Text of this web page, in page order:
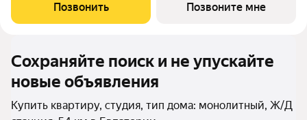
КОМПЛЕКСЕ. Комплекс апартаментов «Золотые пески» -
Позвонить Позвоните мне
Сохраняйте поиск и не упускайте
новые объявления
Купить квартиру, студия, тип дома: монолитный, Ж/Д